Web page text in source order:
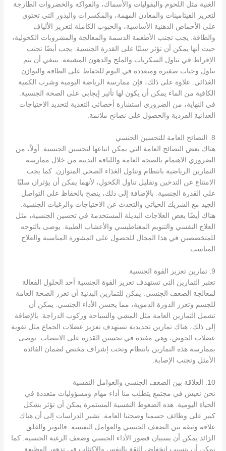
الغنية مثل اللحوم والبقوليات والأسماك، والفواكه والخضروات الطازجة
لتعزيز الفيتامينات والمعادن المهمة، والمكسرات والبذور التي تحتوي
على الأحماض الدهنية الأساسية، والحبوب الكاملة لتعزيز الألياف
والطاقة. يجب تجنب الأطعمة الدسمة والمعالجة والمشروبات الكحولية،
حيث أنها يمكن أن تؤثر سلبًا على القدرة الجنسية. يجب أيضًا تجنب
الإفراط في تناول السكريات والملح والدهون المشبعة. ينبغي أن يتم
تناول وجبات صغيرة ومتعددة في اليوم للحفاظ على الطاقة والتوازن
الغذائي. علاوة على ذلك، فإن ممارسة الرياضة اليومية وشرب الكمية
الكافية من الماء يمكن أن يكون لها تأثير إيجابي على الصحة الجنسية.
في النهاية، من الضروري استشارة أخصائي التغذية لتحديد الاحتياجات
الغذائية الفردية والحصول على نصائح ملائمة.
8. النصائح العامة للتحسين الجنسي
هناك بعض النصائح العامة التي يمكن اتباعها لتحسين الجنسية. أولاً، من
الضروري الاهتمام بالصحة العامة واللياقة البدنية من خلال ممارسة
التمارين الرياضية بانتظام وتناول الغذاء الصحي المتوازن. كما يجب
الامتناع عن التدخين وتقليل تناول الكحول، لأنهما يمكن أن يؤثران سلبًا
على القدرة الجنسية. بالإضافة إلى ذلك، ينصح بالحفاظ على التواصل
الجيد مع الشريك الحياتي والتحدث عن الاحتياجات والرغبات الجنسية.
هناك أيضًا بعض العلاجات البديلة المستخدمة في تحسين الجنسية، مثل
العلاج النفسي والتنويم المغناطيسي والأعشاب الطبية. يوصى بالتوجه
للمتخصصين في هذا المجال للحصول على المشورة المناسبة والعلاج
المناسب.
9. تمارين تعزيز القوة الجنسية
تعتبر التمارين التي تستهدف تعزيز القوة الجنسية أحد الحلول الفعالة
لمعالجة الضعف الجنسي. يمكن للتمارين البدنية أن تعزز الصحة العامة
للجسم وتعزز الدورة الدموية، مما يحسن الأداء الجنسي. يمكن أن
تشمل التمارين العامة مثل المشي والسباحة وركوب الدراجة. بالإضافة
إلى ذلك، هناك تمارين تحديدية تستهدف تعزيز عضلات الجماع مثل تقوية
عضلات الحوض، وهي مفيدة في تحسين القدرة على الانتصاب. يوصى
بممارسة هذه التمارين بانتظام وتحت إشراف مختص لضمان الفائدة
الأمثل وتجنب الإصابة.
10. العلاقة بين الضعف الجنسي والعوامل النفسية
نحن نعيش في مجتمع يتطلب منا أداء مهام ومسؤوليات متعددة في
الحياة اليومية. هذه الضغوط النفسية المستمرة يمكن أن تؤثر بشكل
كبير على وظائف جسمنا وصحتنا العامة. تشير الدراسات إلى أن هناك
علاقة وثيقة بين الضعف الجنسي والعوامل النفسية. فالتوتر والقلق
الزائد يمكن أن يسببان قصور الأداء الجنسي وضعف الرغبة الجنسية. كما
يمكن أن يتسبب انخفاض الثقة بالنفس والاكتئاب في تدهور الوظيفة